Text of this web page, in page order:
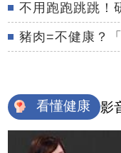
不用跑跑跳跳！
豬肉=不健康？
看懂健康 影